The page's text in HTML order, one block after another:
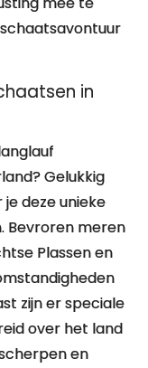
in
Gelukkig
deze unieke
Bevroren meren
Plassen en
zijn er speciale
over het land
en